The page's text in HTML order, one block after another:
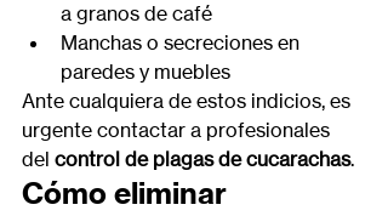
a granos de café
Manchas o secreciones en
paredes y muebles
Ante cualquiera de estos indicios, es
urgente contactar a profesionales
del control de plagas de cucarachas.
Cómo eliminar